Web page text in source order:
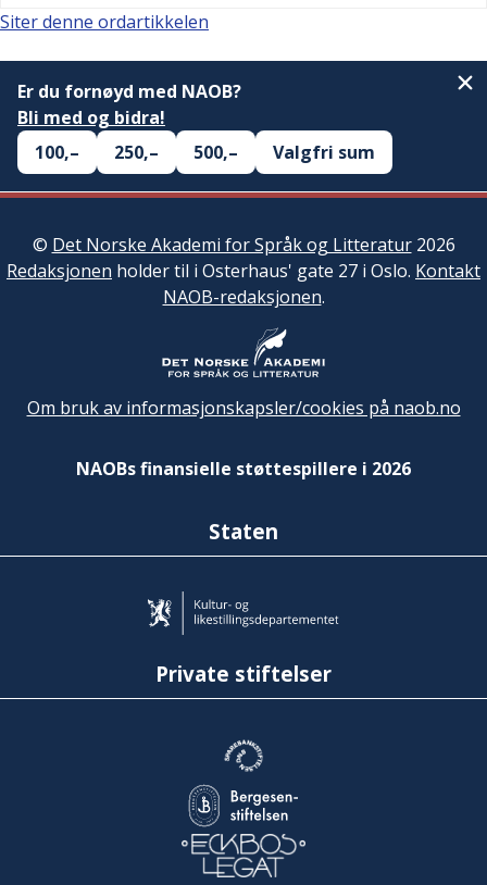
Siter denne ordartikkelen
Er du fornøyd med NAOB?
Bli med og bidra!
100,–
250,– 500,– Valgfri sum
© Det Norske Akademi for Språk og Litteratur2026
Redaksjonen holder til i Osterhaus' gate 27 i Oslo. Kontakt
NAOB-redaksjonen.
Om bruk av informasjonskapsler/cookies på naob.no
NAOBs finansielle støttespillere i 2026
Staten
Private stiftelser